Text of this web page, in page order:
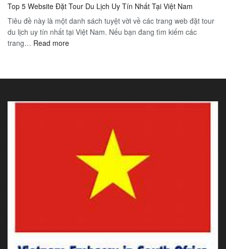
Những
Người
Lần
Lịch
Việt
Nam
Tại
Nam
Mẹo
Nhỏ
Lời
Tại
Việt
Nam
Cho
Công
Phi
Top 5 Website Đặt Tour Du Lịch Uy Tín Nhất Tại Việt Nam
Tiêu đề này là một danh sách tuyệt vời về các trang web đặt tour
du lịch uy tín nhất tại Việt Nam. Nếu bạn đang tìm kiếm các
trang… Read more:
Nhất
Tại